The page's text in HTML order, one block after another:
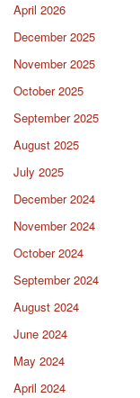
April 2026
December 2025
November 2025
October 2025
September 2025
August 2025
July 2025
December 2024
November 2024
October 2024
September 2024
August 2024
June 2024
May 2024
April 2024